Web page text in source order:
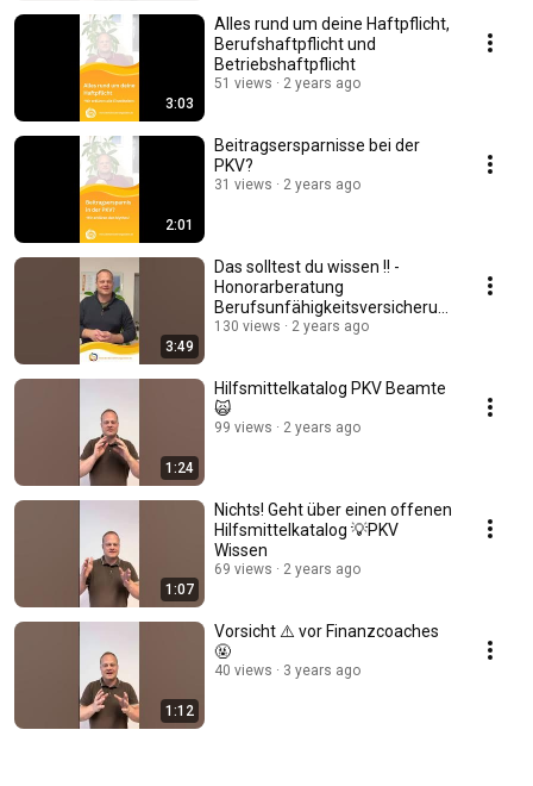
3:03
Alles rund um deine Haftpflicht,
Berufshaftpflicht und
Betriebshaftpflicht
51 views 2 years ago
2:01
Beitragsersparnisse bei der
PKV?
31 views 2 years ago
3:49
Das solltest du wissen !! -
Honorarberatung
Berufsunfähigkeitsversicherun
g oder PKV
130 views 2 years ago
1:24
Hilfsmittelkatalog PKV Beamte
🙀
99 views 2 years ago
1:07
Nichts! Geht über einen offenen
Hilfsmittelkatalog 💡PKV
Wissen
69 views 2 years ago
1:12
Vorsicht ⚠️ vor Finanzcoaches
🤬
40 views 3 years ago